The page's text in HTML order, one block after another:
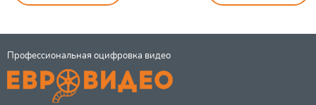
Профессиональная оцифровка видео